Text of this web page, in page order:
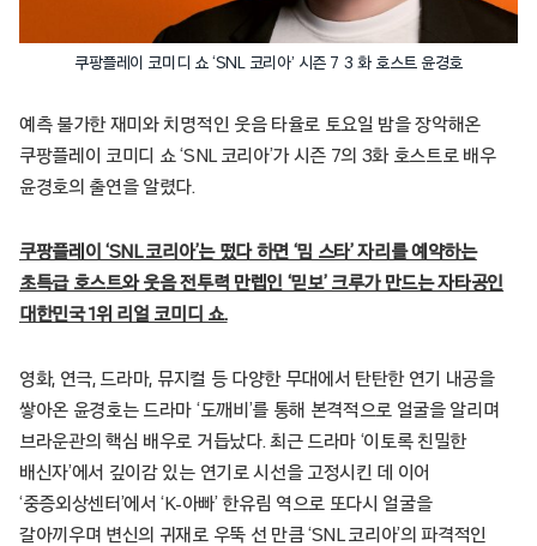
쿠팡플레이 코미디 쇼 ‘SNL 코리아’ 시즌 7 3 화 호스트 윤경호
예측 불가한 재미와 치명적인 웃음 타율로 토요일 밤을 장악해온
쿠팡플레이 코미디 쇼 ‘SNL 코리아’가 시즌 7의 3화 호스트로 배우
윤경호의 출연을 알렸다.
쿠팡플레이 ‘SNL 코리아’는 떴다 하면 ‘밈 스타’ 자리를 예약하는
초특급 호스트와 웃음 전투력 만렙인 ‘믿보’ 크루가 만드는 자타공인
대한민국 1위 리얼 코미디 쇼.
영화, 연극, 드라마, 뮤지컬 등 다양한 무대에서 탄탄한 연기 내공을
쌓아온 윤경호는 드라마 ‘도깨비’를 통해 본격적으로 얼굴을 알리며
브라운관의 핵심 배우로 거듭났다. 최근 드라마 ‘이토록 친밀한
배신자’에서 깊이감 있는 연기로 시선을 고정시킨 데 이어
‘중증외상센터’에서 ‘K-아빠’ 한유림 역으로 또다시 얼굴을
갈아끼우며 변신의 귀재로 우뚝 선 만큼 ‘SNL 코리아’의 파격적인